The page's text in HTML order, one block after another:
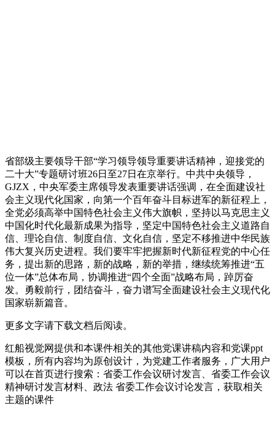
省部级主要领导干部“学习领导领导重要讲话精神，迎接党的
二十大”专题研讨班26日至27日在京举行。中共中央领导，
GJZX，中央军委主席领导发表重要讲话强调，在全面建设社
会主义现代化国家，向第一个百年奋斗目标进军的新征程上，
全党必须高举中国特色社会主义伟大旗帜，坚持以马克思主义
中国化时代化最新成果为指导，坚定中国特色社会主义道路自
信、理论自信、制度自信、文化自信，坚定不移推进中华民族
伟大复兴历史进程。我们要牢牢把握新时代新征程党的中心任
务，提出新的思路，新的战略，新的举措，继续统筹推进“五
位一体”总体布局，协调推进“四个全面”战略布局，踔厉奋
发。勇毅前行，团结奋斗，奋力谱写全面建设社会主义现代化
国家崭新篇音。
更多文字请下载文档后阅读。
红船视觉网提供和本课件相关的其他党课讲稿内容和党课ppt
模板，所有内容均为原创设计，为党建工作者服务，广大用户
可以在首页进行搜索：省委工作会议研讨发言、省委工作会议
精神研讨发言材料、政法 省委工作会议讨论发言，获取相关
主题的课件